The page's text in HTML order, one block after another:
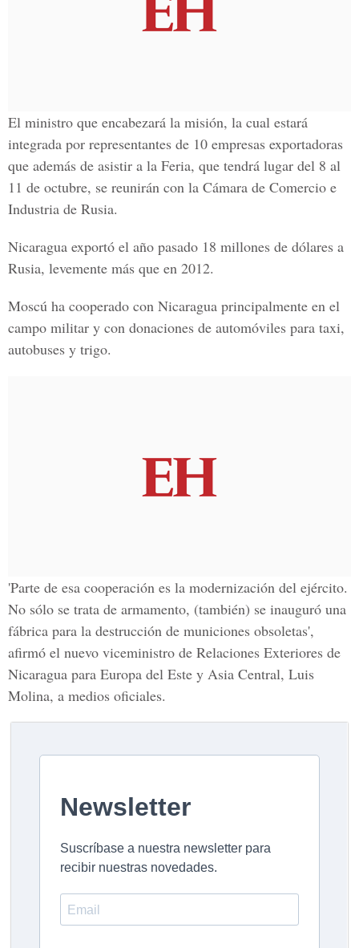
El ministro que encabezará la misión, la cual estará
integrada por representantes de 10 empresas exportadoras
que además de asistir a la Feria, que tendrá lugar del 8 al
11 de octubre, se reunirán con la Cámara de Comercio e
Industria de Rusia.
Nicaragua exportó el año pasado 18 millones de dólares a
Rusia, levemente más que en 2012.
Moscú ha cooperado con Nicaragua principalmente en el
campo militar y con donaciones de automóviles para taxi,
autobuses y trigo.
'Parte de esa cooperación es la modernización del ejército.
No sólo se trata de armamento, (también) se inauguró una
fábrica para la destrucción de municiones obsoletas',
afirmó el nuevo viceministro de Relaciones Exteriores de
Nicaragua para Europa del Este y Asia Central, Luis
Molina, a medios oficiales.